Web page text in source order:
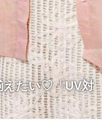
えたい♡「UV対